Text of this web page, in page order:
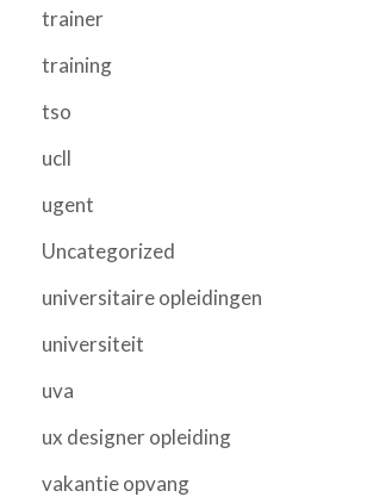
trainer
training
tso
ucll
ugent
Uncategorized
universitaire opleidingen
universiteit
uva
ux designer opleiding
vakantie opvang